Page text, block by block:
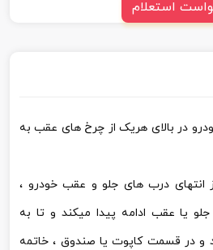
استعلام
در بالای هریک از چرخ های عقب به
انتهای درب های جلو و عقب خودرو ،
یا عقب ادامه پیدا میکند و تا به
در قسمت کاپوت یا صندوق ، خاتمه